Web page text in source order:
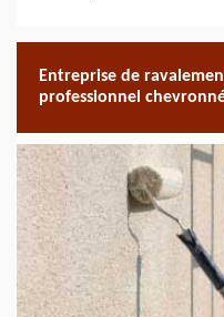
Entreprise de
professionnel